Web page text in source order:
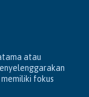
atau
fokus